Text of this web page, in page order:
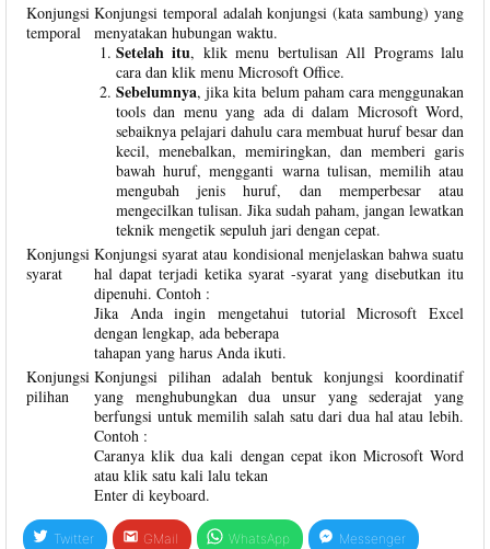
Konjungsi
temporal
Konjungsi temporal adalah konjungsi (kata sambung) yang
menyatakan hubungan waktu.
Setelah itu, klik menu bertulisan All Programs lalu
cara dan klik menu Microsoft Office.
Sebelumnya, jika kita belum paham cara menggunakan
tools dan menu yang ada di dalam Microsoft Word,
sebaiknya pelajari dahulu cara membuat huruf besar dan
kecil, menebalkan, memiringkan, dan memberi garis
bawah huruf, mengganti warna tulisan, memilih atau
mengubah jenis huruf, dan memperbesar atau
mengecilkan tulisan. Jika sudah paham, jangan lewatkan
teknik mengetik sepuluh jari dengan cepat.
Konjungsi
syarat
Konjungsi syarat atau kondisional menjelaskan bahwa suatu
hal dapat terjadi ketika syarat -syarat yang disebutkan itu
dipenuhi. Contoh :
Jika Anda ingin mengetahui tutorial Microsoft Excel
dengan lengkap, ada beberapa
tahapan yang harus Anda ikuti.
Konjungsi
pilihan
Konjungsi pilihan adalah bentuk konjungsi koordinatif
yang menghubungkan dua unsur yang sederajat yang
berfungsi untuk memilih salah satu dari dua hal atau lebih.
Contoh :
Caranya klik dua kali dengan cepat ikon Microsoft Word
atau klik satu kali lalu tekan
Enter di keyboard.
Twitter GMail WhatsApp Messenger